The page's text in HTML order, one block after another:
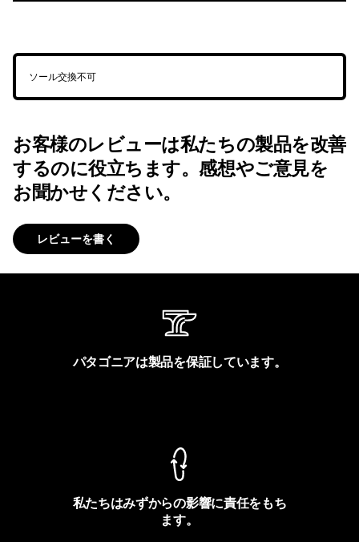
ソール交換不可
お客様のレビューは私たちの製品を改善
するのに役立ちます。感想やご意見を
お聞かせください。
レビューを書く
パタゴニアは製品を保証しています。
私たちはみずからの影響に責任をもち
ます。